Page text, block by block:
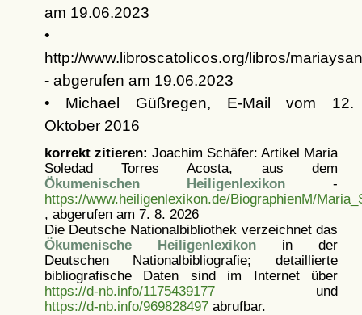
am 19.06.2023
•
http://www.libroscatolicos.org/libros/
- abgerufen am 19.06.2023
• Michael Güßregen, E-Mail vom 12.
Oktober 2016
korrekt zitieren: Joachim Schäfer: Artikel Maria
Soledad Torres Acosta, aus dem
Ökumenischen Heiligenlexikon -
https://www.heiligenlexikon.de/BiographienM/
, abgerufen am 7. 8. 2026
Die Deutsche Nationalbibliothek verzeichnet das
Ökumenische Heiligenlexikonin der
Deutschen Nationalbibliografie; detaillierte
bibliografische Daten sind im Internet über
https://d-nb.info/1175439177und
https://d-nb.info/969828497abrufbar.